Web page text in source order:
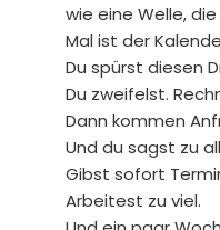
wie eine Welle,
Mal ist der
Du spürst diesen
Du zweifelst.
Dann kommen
Und du sagst zu
Gibst sofort
Arbeitest zu viel.